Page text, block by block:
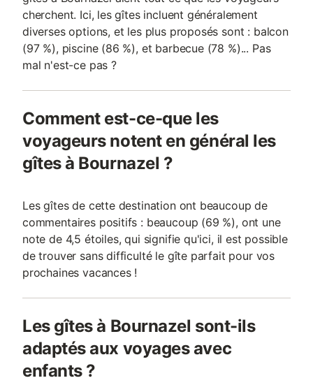
cherchent. Ici, les gîtes incluent généralement
diverses options, et les plus proposés sont : balcon
(97 %), piscine (86 %), et barbecue (78 %)... Pas
mal n'est-ce pas ?
Comment est-ce-que les
voyageurs notent en général les
gîtes à Bournazel ?
Les gîtes de cette destination ont beaucoup de
commentaires positifs : beaucoup (69 %), ont une
note de 4,5 étoiles, qui signifie qu'ici, il est possible
de trouver sans difficulté le gîte parfait pour vos
prochaines vacances !
Les gîtes à Bournazel sont-ils
adaptés aux voyages avec
enfants ?